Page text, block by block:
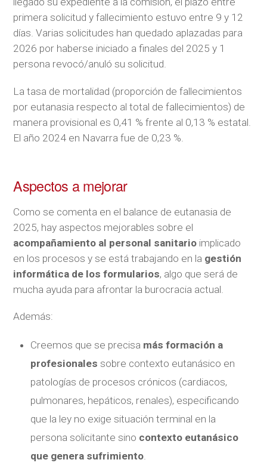
primera solicitud y fallecimiento estuvo entre 9 y 12
días. Varias solicitudes han quedado aplazadas para
2026 por haberse iniciado a finales del 2025 y 1
persona revocó/anuló su solicitud.
La tasa de mortalidad (proporción de fallecimientos
por eutanasia respecto al total de fallecimientos) de
manera provisional es 0,41 % frente al 0,13 % estatal.
El año 2024 en Navarra fue de 0,23 %.
Aspectos a mejorar
Como se comenta en el balance de eutanasia de
2025, hay aspectos mejorables sobre el
acompañamiento al personal sanitario implicado
en los procesos y se está trabajando en la gestión
informática de los formularios, algo que será de
mucha ayuda para afrontar la burocracia actual.
Además:
Creemos que se precisa más formación a
profesionales sobre contexto eutanásico en
patologías de procesos crónicos (cardiacos,
pulmonares, hepáticos, renales), especificando
que la ley no exige situación terminal en la
persona solicitante sino contexto eutanásico
que genera sufrimiento